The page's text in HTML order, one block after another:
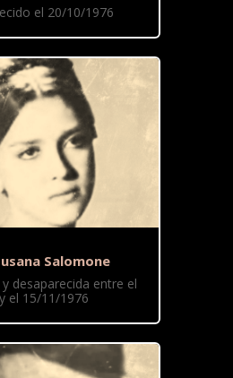
el 20/10/1976
Salomone
desaparecida entre el
el 15/11/1976